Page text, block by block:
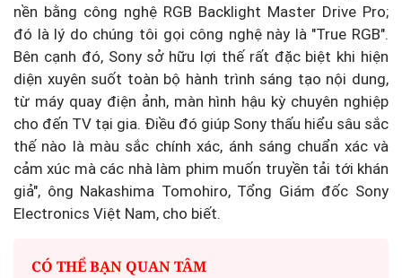
nền bằng công nghệ RGB Backlight Master Drive Pro;
đó là lý do chúng tôi gọi công nghệ này là "True RGB".
Bên cạnh đó, Sony sở hữu lợi thế rất đặc biệt khi hiện
diện xuyên suốt toàn bộ hành trình sáng tạo nội dung,
từ máy quay điện ảnh, màn hình hậu kỳ chuyên nghiệp
cho đến TV tại gia. Điều đó giúp Sony thấu hiểu sâu sắc
thế nào là màu sắc chính xác, ánh sáng chuẩn xác và
cảm xúc mà các nhà làm phim muốn truyền tải tới khán
giả", ông Nakashima Tomohiro, Tổng Giám đốc Sony
Electronics Việt Nam, cho biết.
CÓ THỂ BẠN QUAN TÂM